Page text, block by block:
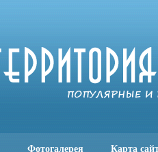
Фотогалерея Карта